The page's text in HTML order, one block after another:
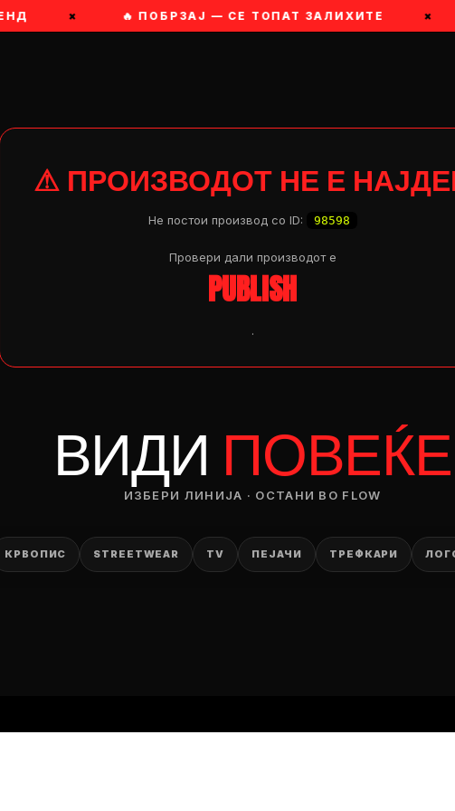
× 🔥 ПОБРЗАЈ — СЕ ТОПАТ ЗАЛИХИТЕ ×
⚠ ПРОИЗВОДОТ НЕ Е
Не постои производ со ID: 98598
Провери дали производот e
PUBLISH
.
ВИДИ ПОВЕЌЕ
ИЗБЕРИ ЛИНИЈА · ОСТАНИ ВО FLOW
КРВОПИС STREETWEAR TV ПЕЈАЧИ ТРЕФКАРИ
— ден
ПЛАТИ ПРИ ДОСТАВА ВО КЕШ